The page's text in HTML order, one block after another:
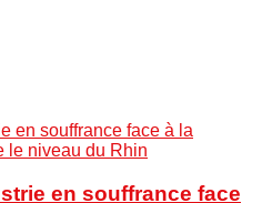
en souffrance face